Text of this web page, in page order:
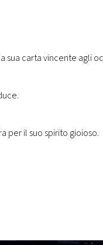
sua carta vincente agli
per il suo spirito gioioso.